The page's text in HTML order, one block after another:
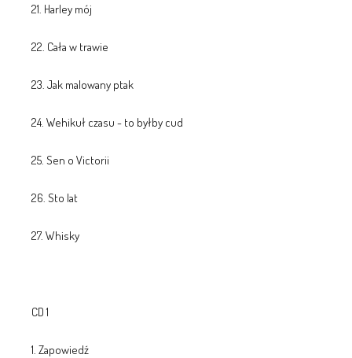
21. Harley mój
22. Cała w trawie
23. Jak malowany ptak
24. Wehikuł czasu - to byłby cud
25. Sen o Victorii
26. Sto lat
27. Whisky
CD 1
1. Zapowiedź